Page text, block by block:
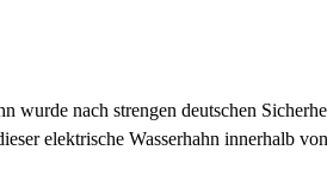
nach strengen deutschen
Wasserhahn innerhalb von